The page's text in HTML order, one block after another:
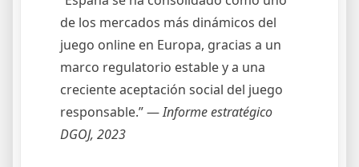
de los mercados más dinámicos del
juego online en Europa, gracias a un
marco regulatorio estable y a una
creciente aceptación social del juego
responsable.” —Informe estratégico
DGOJ, 2023